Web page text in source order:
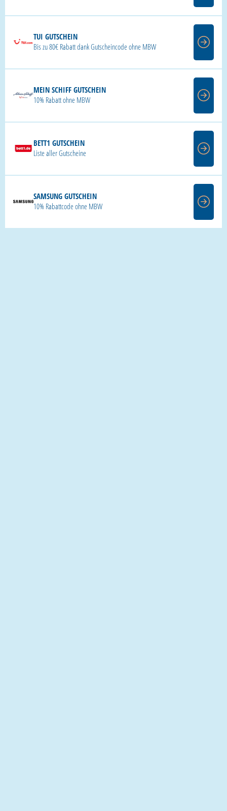
TUI GUTSCHEIN
Bis zu 80€ Rabatt dank Gutscheincode ohne MBW
MEIN SCHIFF GUTSCHEIN
10% Rabatt ohne MBW
BETT1 GUTSCHEIN
Liste aller Gutscheine
SAMSUNG GUTSCHEIN
10% Rabattcode ohne MBW